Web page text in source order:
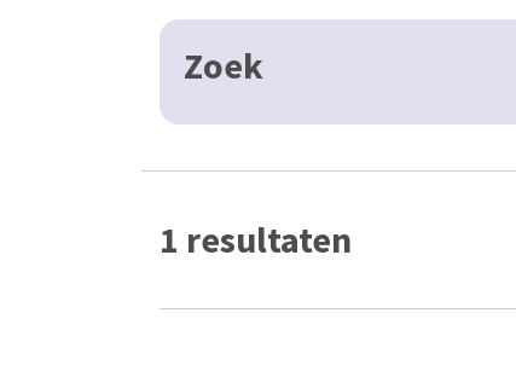
Zoek
1 resultaten